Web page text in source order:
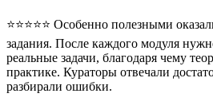
⭐⭐⭐⭐⭐ Особенно полезными
задания. После каждого модуля
реальные задачи, благодаря чему
практике. Кураторы отвечали
разбирали ошибки.